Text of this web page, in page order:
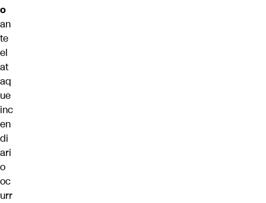
o
an
te
el
at
aq
ue
inc
en
di
ari
o
oc
urr